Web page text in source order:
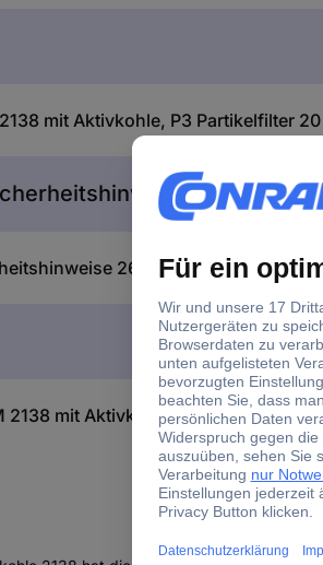
mit Aktivkohle, P3 Partikelfilter 20
2633409 3M 2138 mit
mit Aktivkohle, P3 Partikelfilter